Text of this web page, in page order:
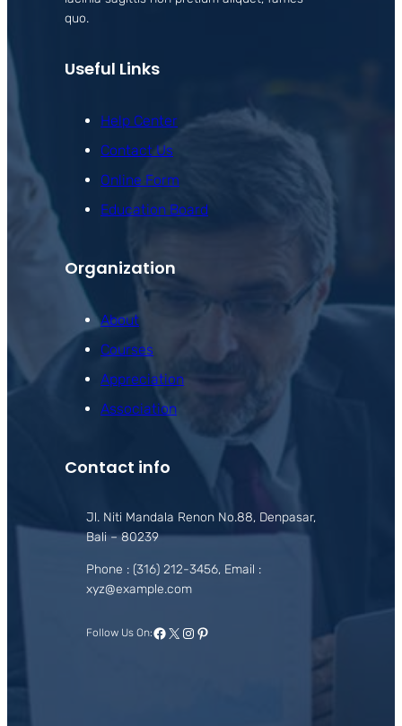
quo.
Useful Links
Help Center
Contact Us
Online Form
Education Board
Organization
About
Courses
Appreciation
Association
Contact info
Jl. Niti Mandala Renon No.88, Denpasar,
Bali – 80239
Phone : (316) 212-3456, Email :
xyz@example.com
Follow Us On:Facebook
X Instagram
Pinterest